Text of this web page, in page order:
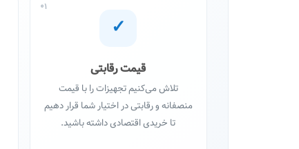
01
✓
قیمت رقابتی
تلاش می‌کنیم تجهیزات را با قیمت
منصفانه و رقابتی در اختیار شما قرار دهیم
تا خریدی اقتصادی داشته باشید.